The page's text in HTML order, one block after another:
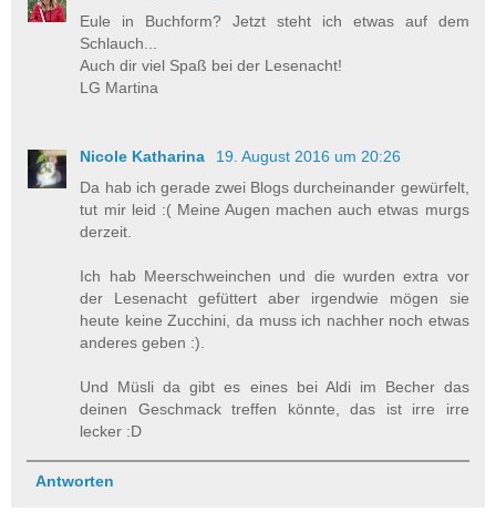
Eule in Buchform? Jetzt steht ich etwas auf dem
Schlauch...
Auch dir viel Spaß bei der Lesenacht!
LG Martina
Nicole Katharina
19. August 2016 um 20:26
Da hab ich gerade zwei Blogs durcheinander gewürfelt,
tut mir leid :( Meine Augen machen auch etwas murgs
derzeit.
Ich hab Meerschweinchen und die wurden extra vor
der Lesenacht gefüttert aber irgendwie mögen sie
heute keine Zucchini, da muss ich nachher noch etwas
anderes geben :).
Und Müsli da gibt es eines bei Aldi im Becher das
deinen Geschmack treffen könnte, das ist irre irre
lecker :D
Antworten